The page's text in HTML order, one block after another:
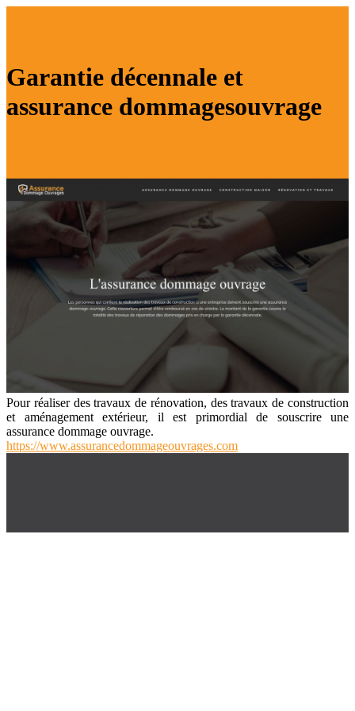
Garantie décennale et
assurance dommagesouvrage
Pour réaliser des travaux de rénovation, des travaux de construction
et aménagement extérieur, il est primordial de souscrire une
assurance dommage ouvrage.
https://www.assurancedommageouvrages.com